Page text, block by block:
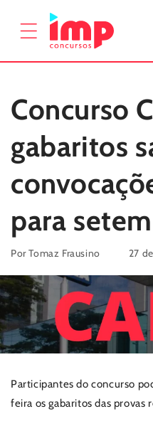
conteúdo
Concurso
gabaritos
para
Por Tomaz Frausino 27
Participantes do concurso
feira os gabaritos das provas